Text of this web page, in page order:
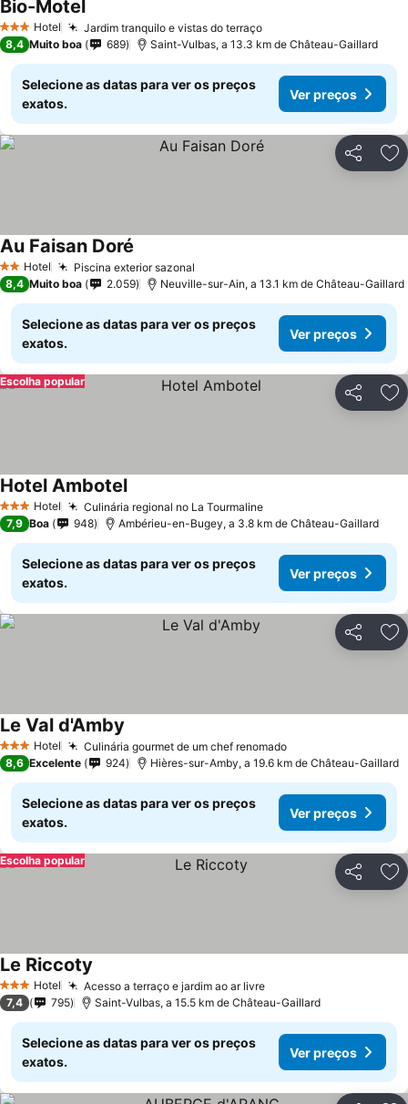
3 EstrelasHotel Jardim tranquilo e vistas do terraço
Bio-Motel
8,4 Muito boa 689 Saint-Vulbas, a 13.3 km de Château-Gaillard
Selecione as datas para ver os preços
exatos.
Ver preços
Partilhar
2 Estrelas
Hotel Piscina exterior sazonal
Au Faisan Doré
8,4 Muito boa 2.059 Neuville-sur-Ain, a 13.1 km de Château-Gaillard
Selecione as datas para ver os preços
exatos.
Ver preços
Partilhar
Escolha popular
3 EstrelasHotel Culinária regional no La Tourmaline
Hotel Ambotel
7,9 Boa 948 Ambérieu-en-Bugey, a 3.8 km de Château-Gaillard
Selecione as datas para ver os preços
exatos.
Ver preços
Partilhar
3 EstrelasHotel Culinária gourmet de um chef renomado
Le Val d'Amby
8,6 Excelente 924 Hières-sur-Amby, a 19.6 km de Château-Gaillard
Selecione as datas para ver os preços
exatos.
Ver preços
Partilhar
Escolha popular
3 EstrelasHotel Acesso a terraço e jardim ao ar livre
Le Riccoty
7,4 795 Saint-Vulbas, a 15.5 km de Château-Gaillard
Selecione as datas para ver os preços
exatos.
Ver preços